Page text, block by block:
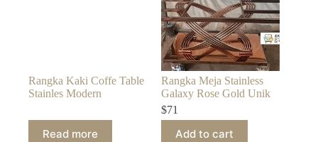
Rangka Kaki Coffe Table
Stainles Modern
Read more
Rangka Meja Stainless
Galaxy Rose Gold Unik
$71
Add to cart